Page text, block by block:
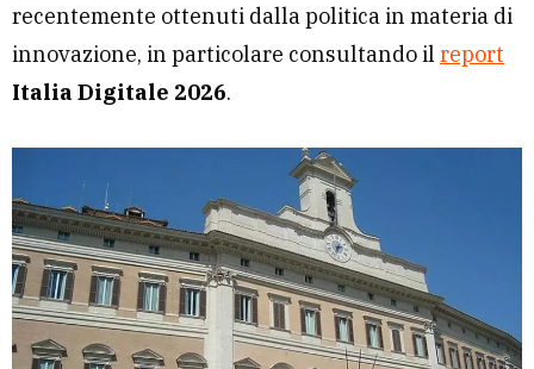
recentemente ottenuti dalla politica in materia di
innovazione, in particolare consultando il report
Italia Digitale 2026.